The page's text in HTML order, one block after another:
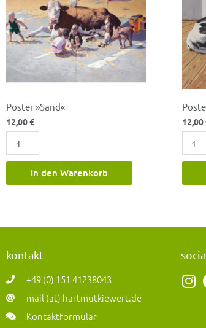
Poster »Sand«
12,00€
In den Warenkorb
12,00
kontakt
+49 (0) 151 41238043
mail (at) hartmutkiewert.de
Kontaktformular
I